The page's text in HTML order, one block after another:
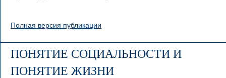
Полная версия публикации
ПОНЯТИЕ СОЦИАЛЬНОСТИ И
ПОНЯТИЕ ЖИЗНИ